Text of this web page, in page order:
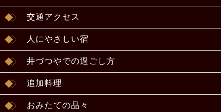
交通アクセス
人にやさしい宿
井づつやでの過ごし方
追加料理
おみたての品々